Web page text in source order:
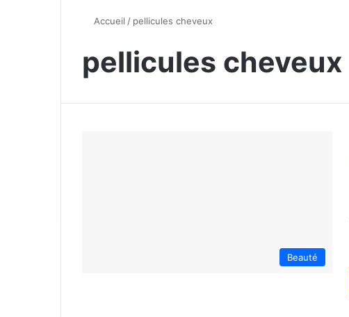
Accueil / pellicules cheveux
pellicules cheveux
Beauté